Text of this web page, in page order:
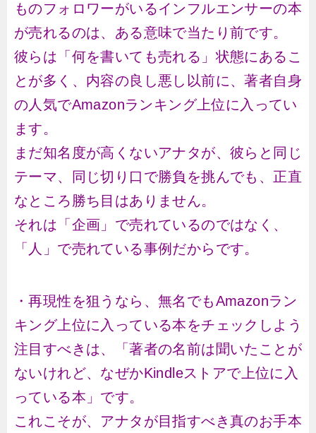
ものフォロワーがいるインフルエンサーの本
が売れるのは、ある意味で当たり前です。
彼らは「何を書いても売れる」状態にあるこ
とが多く、内容の良し悪し以前に、著者自身
の人気でAmazonランキング上位に入ってい
ます。
まだ知名度が高くないアナタが、彼らと同じ
テーマ、同じ切り口で勝負を挑んでも、正直
なところ勝ち目はありません。
それは「企画」で売れているのではなく、
「人」で売れている事例だからです。
・再現性を狙うなら、無名でもAmazonラン
キング上位に入っている本をチェックしよう
注目すべきは、「著者の名前は聞いたことが
ないけれど、なぜかKindleストアで上位に入
っている本」です。
これこそが、アナタが目指すべき真のお手本